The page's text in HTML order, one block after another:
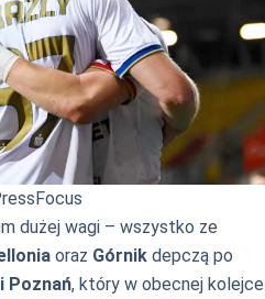
dużej wagi – wszystko ze
oraz Górnik depczą po
Poznań, który w obecnej kolejce